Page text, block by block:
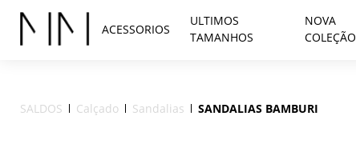
ACESSORIOS
ULTIMOS
TAMANHOS
NOVA
COLEÇÃO
SALDOS Calçado Sandalias SANDALIAS BAMBURI